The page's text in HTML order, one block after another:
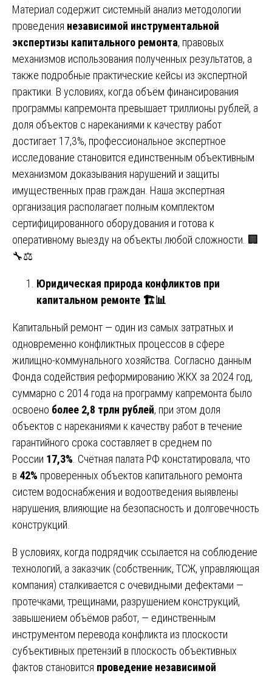
Материал содержит системный анализ методологии
проведения независимой инструментальной
экспертизы капитального ремонта, правовых
механизмов использования полученных результатов, а
также подробные практические кейсы из экспертной
практики. В условиях, когда объём финансирования
программы капремонта превышает триллионы рублей, а
доля объектов с нареканиями к качеству работ
достигает 17,3%, профессиональное экспертное
исследование становится единственным объективным
механизмом доказывания нарушений и защиты
имущественных прав граждан. Наша экспертная
организация располагает полным комплектом
сертифицированного оборудования и готова к
оперативному выезду на объекты любой сложности. 🏢
🔧⚖️
Юридическая природа конфликтов при
капитальном ремонте 🏗📊
Капитальный ремонт — один из самых затратных и
одновременно конфликтных процессов в сфере
жилищно-коммунального хозяйства. Согласно данным
Фонда содействия реформированию ЖКХ за 2024 год,
суммарно с 2014 года на программу капремонта было
освоено более 2,8 трлн рублей, при этом доля
объектов с нареканиями к качеству работ в течение
гарантийного срока составляет в среднем по
России 17,3% . Счётная палата РФ констатировала, что
в 42% проверенных объектов капитального ремонта
систем водоснабжения и водоотведения выявлены
нарушения, влияющие на безопасность и долговечность
конструкций.
В условиях, когда подрядчик ссылается на соблюдение
технологий, а заказчик (собственник, ТСЖ, управляющая
компания) сталкивается с очевидными дефектами —
протечками, трещинами, разрушением конструкций,
завышением объёмов работ, — единственным
инструментом перевода конфликта из плоскости
субъективных претензий в плоскость объективных
фактов становится проведение независимой